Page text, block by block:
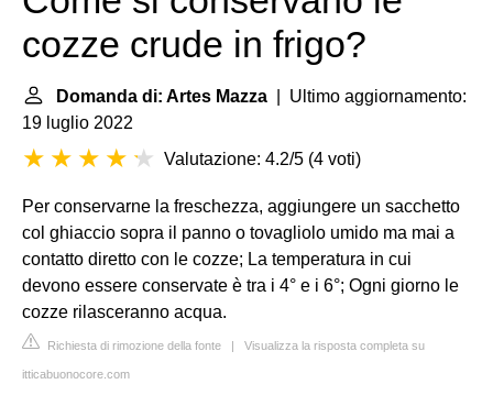
cozze crude in frigo?
Domanda di: Artes Mazza | Ultimo aggiornamento:
19 luglio 2022
Valutazione: 4.2/5 (4 voti)
Per conservarne la freschezza, aggiungere un sacchetto
col ghiaccio sopra il panno o tovagliolo umido ma mai a
contatto diretto con le cozze; La temperatura in cui
devono essere conservate è tra i 4° e i 6°; Ogni giorno le
cozze rilasceranno acqua.
Richiesta di rimozione della fonte | Visualizza la risposta completa su
itticabuonocore.com